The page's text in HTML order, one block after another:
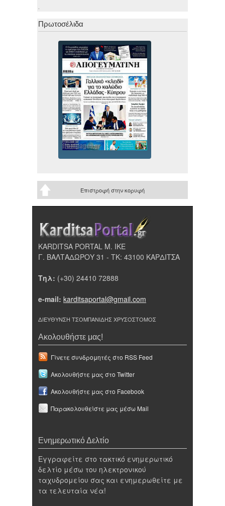
Πρωτοσέλιδα
Επιστροφή στην κορυφή
KARDITSA PORTAL Μ. ΙΚΕ
Γ. ΒΑΛΤΑΔΩΡΟΥ 31 - ΤΚ: 43100 ΚΑΡΔΙΤΣΑ
Τηλ: (+30) 24410 72888
e-mail: karditsaportal@gmail.com
ΔΙΕΥΘΥΝΣΗ ΤΣΟΜΠΑΝΙΔΗΣ ΧΡΥΣΟΣΤΟΜΟΣ
Ακολουθήστε μας!
Γίνετε συνδρομητές στο RSS Feed
Ακολουθήστε μας στο Twitter
Ακολουθήστε μας στο Facebook
Παρακολουθείστε μας μέσω Mail
Ενημερωτικό Δελτίο
Εγγραφείτε στο τακτικό ενημερωτικό
δελτίο μέσω του ηλεκτρονικού
ταχυδρομείου σας και ενημερωθείτε με
τα τελευταία νέα!